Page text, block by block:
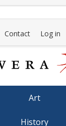
Contact Log in
Art
History